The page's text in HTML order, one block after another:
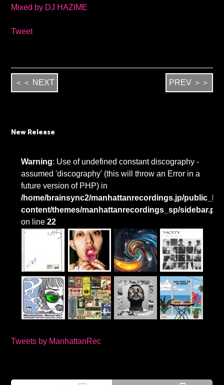
Mixed by DJ HAZIME
Tweet
＜＜ NEXT PREV ＞＞
New Release
Warning: Use of undefined constant discography -
assumed 'discography' (this will throw an Error in a
future version of PHP) in
/home/brainsync2/manhattanrecordings.jp/
content/themes/manhattanrecordings_sp/
on line22
Tweets by ManhattanRec